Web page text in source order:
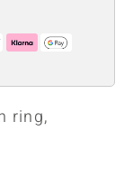
ring,